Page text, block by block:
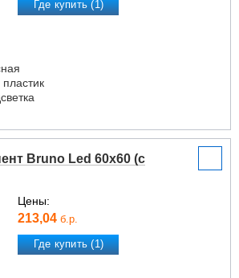
Где купить (1)
пластик
Bruno Led 60x60 (с
Цены:
213,04 б.р.
Где купить (1)